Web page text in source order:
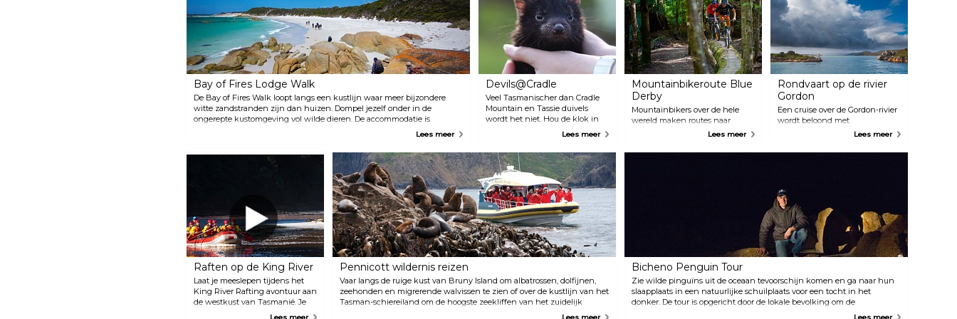
Bay of Fires Lodge Walk
De Bay of Fires Walk loopt langs een kustlijn waar meer bijzondere
witte zandstranden zijn dan huizen. Dompel jezelf onder in de
ongerepte kustomgeving vol wilde dieren. De accommodatie is
ongecompliceerd en luxueus in het strandkamp of de exclusieve Bay
de azuurblauwe oceaan en laaiend oranje rotsblokken. Loop door de
wildernis naar de spa en begin je spa-ervaring met een rustgevende
Lees meer
Devils@Cradle
Veel Tasmanischer dan Cradle
Mountain en Tassie duivels
wordt het niet. Hou de klok in
de gaten, want de voertour van
17:30 plaats, anders worden de
duivels boos. Dit is een zeldzame
kans om deze unieke dieren te
observeren in het gezelschap
van enkele andere vleesetende
buideldieren, de oosterlijke en
vlekstaartbuidelmarter.
Lees meer
Mountainbikeroute Blue
Derby
Mountainbikers over de hele
wereld maken routes naar
Tasmanië. Blue Derby is een
Derby omgeeft. Ooit het
Lees meer
Rondvaart op de rivier
Gordon
Een cruise over de Gordon-rivier
wordt beloond met
spiegelkalme reflecties van het
Werelderfgoedlijst staat. Gordon
stoppen bij Sarah Island, waar je
een geschiedenisles krijgt
terwijl je tussen de ruïnes van
deze ooit beruchte veroordeelde
nederzetting wandelt.
Lees meer
Raften op de King River
Laat je meeslepen tijdens het
King River Rafting avontuur aan
de westkust van Tasmanië. Je
reis begint aan boord van de 118
Pennicott wildernis reizen
Vaar langs de ruige kust van Bruny Island om albatrossen, dolfijnen,
zeehonden en migrerende walvissen te zien of over de kustlijn van het
Tasman-schiereiland om de hoogste zeekliffen van het zuidelijk
Bicheno Penguin Tour
Zie wilde pinguïns uit de oceaan tevoorschijn komen en ga naar hun
slaapplaats in een natuurlijke schuilplaats voor een tocht in het
donker. De tour is opgericht door de lokale bevolking om de
pinguïnpopulatie te beschermen en laat je dichtbij de pinguïns komen